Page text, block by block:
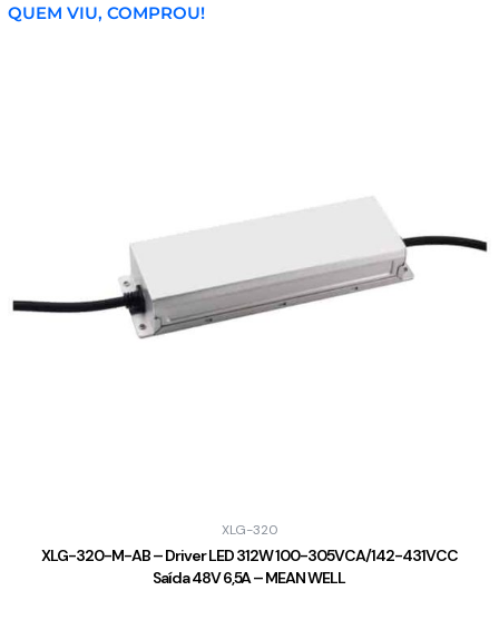
QUEM VIU, COMPROU!
XLG-320
XLG-320-M-AB – Driver LED 312W 100-305VCA/142-431VCC
Saída 48V 6,5A – MEAN WELL